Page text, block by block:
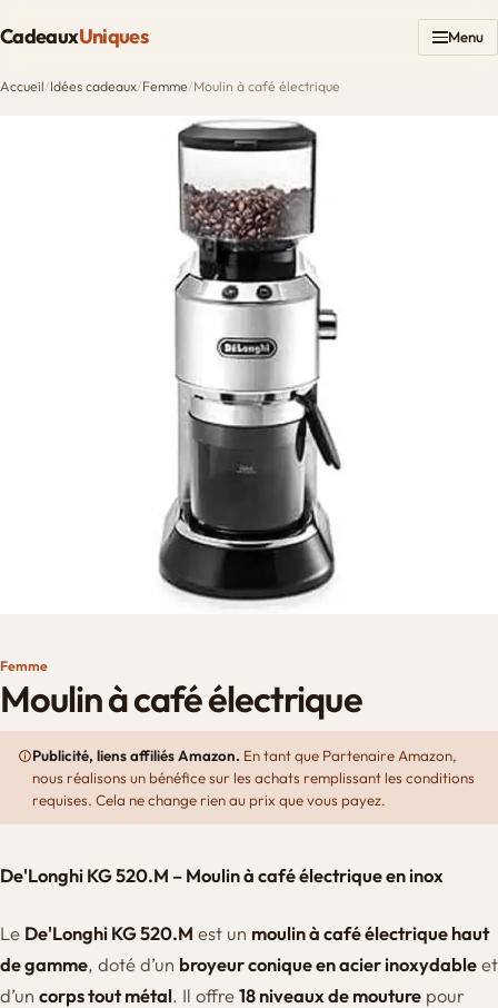
CadeauxUniques Menu
Accueil/Idées cadeaux/Femme/Moulin à café électrique
Femme
Moulin à café électrique
Publicité, liens affiliés Amazon. En tant que Partenaire Amazon,
nous réalisons un bénéfice sur les achats remplissant les conditions
requises. Cela ne change rien au prix que vous payez.
De'Longhi KG 520.M – Moulin à café électrique en inox
Le De'Longhi KG 520.M est un moulin à café électrique haut
de gamme, doté d’un broyeur conique en acier inoxydableet
d’un corps tout métal. Il offre18 niveaux de mouture pour